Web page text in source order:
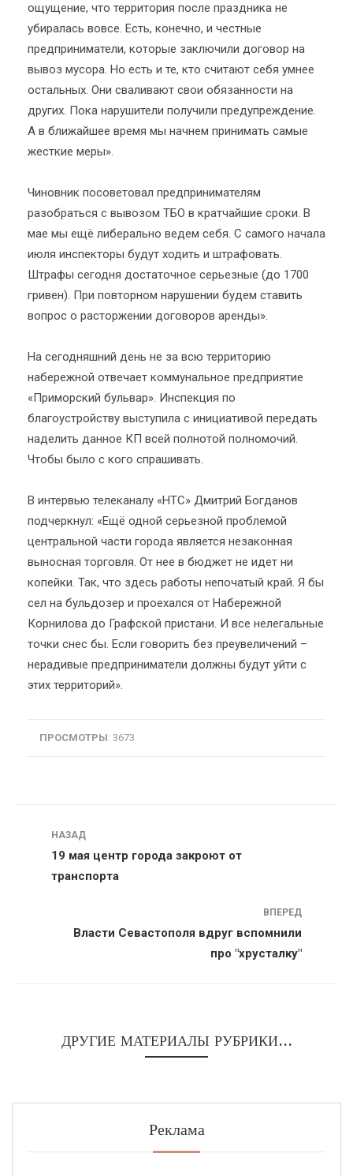
ощущение, что территория после праздника не
убиралась вовсе. Есть, конечно, и честные
предприниматели, которые заключили договор на
вывоз мусора. Но есть и те, кто считают себя умнее
остальных. Они сваливают свои обязанности на
других. Пока нарушители получили предупреждение.
А в ближайшее время мы начнем принимать самые
жесткие меры».
Чиновник посоветовал предпринимателям
разобраться с вывозом ТБО в кратчайшие сроки. В
мае мы ещё либерально ведем себя. С самого начала
июля инспекторы будут ходить и штрафовать.
Штрафы сегодня достаточное серьезные (до 1700
гривен). При повторном нарушении будем ставить
вопрос о расторжении договоров аренды».
На сегодняшний день не за всю территорию
набережной отвечает коммунальное предприятие
«Приморский бульвар». Инспекция по
благоустройству выступила с инициативой передать
наделить данное КП всей полнотой полномочий.
Чтобы было с кого спрашивать.
В интервью телеканалу «НТС» Дмитрий Богданов
подчеркнул: «Ещё одной серьезной проблемой
центральной части города является незаконная
выносная торговля. От нее в бюджет не идет ни
копейки. Так, что здесь работы непочатый край. Я бы
сел на бульдозер и проехался от Набережной
Корнилова до Графской пристани. И все нелегальные
точки снес бы. Если говорить без преувеличений –
нерадивые предприниматели должны будут уйти с
этих территорий».
ПРОСМОТРЫ: 3673
Навигация
НАЗАД
19 мая центр города закроют от
транспорта
ВПЕРЕД
Власти Севастополя вдруг вспомнили
про "хрусталку"
ДРУГИЕ МАТЕРИАЛЫ РУБРИКИ...
Реклама